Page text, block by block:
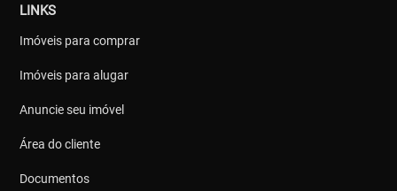
LINKS
Imóveis para comprar
Imóveis para alugar
Anuncie seu imóvel
Área do cliente
Documentos